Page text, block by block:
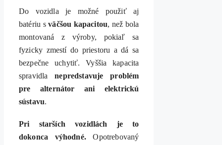
Do vozidla je možné použiť aj
batériu sväčšou kapacitou, než bola
montovaná z výroby, pokiaľ sa
fyzicky zmestí do priestoru a dá sa
bezpečne uchytiť. Vyššia kapacita
spravidlanepredstavuje problém
pre alternátor ani elektrickú
sústavu.
Pri starších vozidlách je to
dokonca výhodné.Opotrebovaný